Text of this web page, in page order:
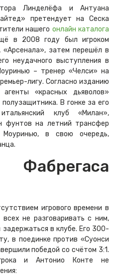
Линделёфа и Антуана
претендует на Сеска
нашего онлайн каталога
в 2008 году был игроком
«Арсенала», затем перешёл в
неудачного выступления в
– тренер «Челси» на
лигу. Согласно изданию
«красных дьяволов»
В гонке за его
клуб «Милан»,
фунтов на летний трансфер
Моуринью, в свою очередь,
игрового времени в
не разговаривать с ним,
в клубе. Его 300-
в поединке против «Суонси
победой со счётом 3:1.
и Антонио Конте не